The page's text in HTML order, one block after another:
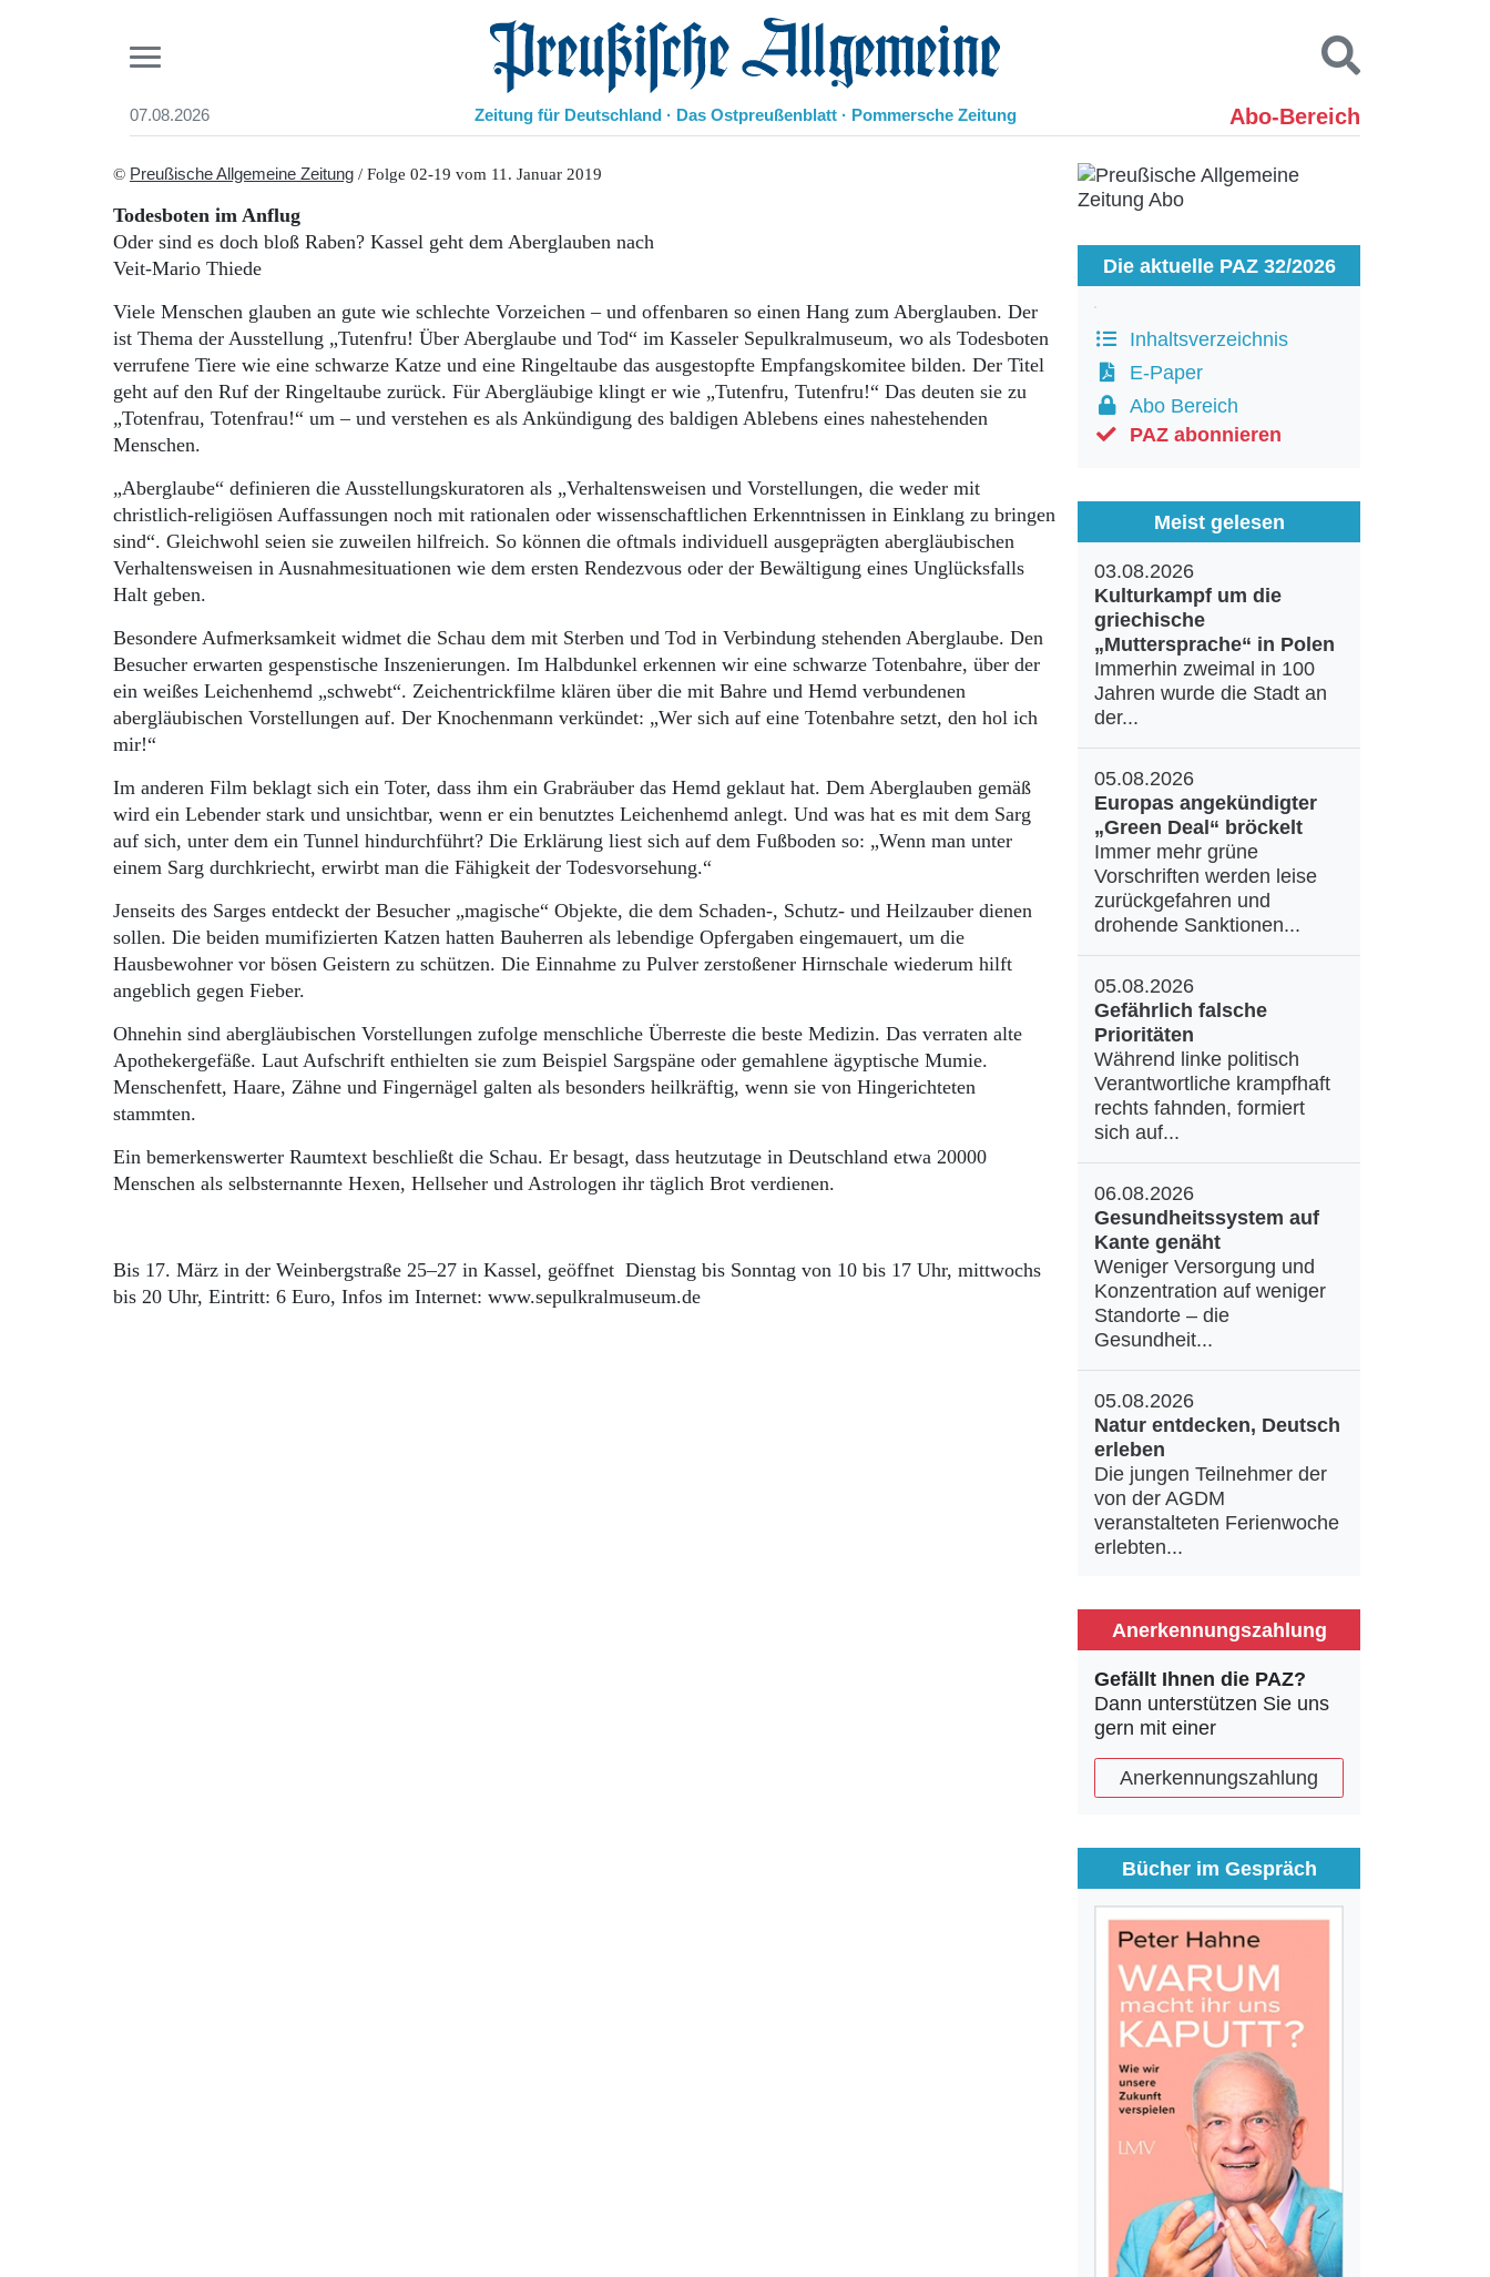
07.08.2026 Preußische Allgemeine Zeitung
Zeitung für Deutschland · Das Ostpreußenblatt · Pommersche Zeitung Abo-Bereich
Start
Aktuelle Ausgabe
Abonnenten-Login
Abonnent werden
Archiv
Mediadaten
Geschichte
Ostpreußen
Pommern
Berlin-Brandenburg
Schlesien
Kontakt
Suchen und finden
© Preußische Allgemeine Zeitung / Folge 02-19 vom 11. Januar 2019
Todesboten im Anflug
Oder sind es doch bloß Raben? Kassel geht dem Aberglauben nach
Veit-Mario Thiede
Viele Menschen glauben an gute wie schlechte Vorzeichen – und offenbaren so einen Hang zum Aberglauben. Der
ist Thema der Ausstellung „Tutenfru! Über Aberglaube und Tod“ im Kasseler Sepulkralmuseum, wo als Todesboten
verrufene Tiere wie eine schwarze Katze und eine Ringeltaube das ausgestopfte Empfangskomitee bilden. Der Titel
geht auf den Ruf der Ringeltaube zurück. Für Abergläubige klingt er wie „Tutenfru, Tutenfru!“ Das deuten sie zu
„Totenfrau, Totenfrau!“ um – und verstehen es als Ankündigung des baldigen Ablebens eines nahestehenden
Menschen.
„Aberglaube“ definieren die Ausstellungskuratoren als „Verhaltensweisen und Vorstellungen, die weder mit
christlich-religiösen Auffassungen noch mit rationalen oder wissenschaftlichen Erkenntnissen in Einklang zu bringen
sind“. Gleichwohl seien sie zuweilen hilfreich. So können die oftmals individuell ausgeprägten abergläubischen
Verhaltensweisen in Ausnahmesituationen wie dem ersten Rendezvous oder der Bewältigung eines Unglücksfalls
Halt geben.
Besondere Aufmerksamkeit widmet die Schau dem mit Sterben und Tod in Verbindung stehenden Aberglaube. Den
Be­sucher erwarten gespenstische Inszenierungen. Im Halbdunkel erkennen wir eine schwarze Totenbahre, über der
ein weißes Leichenhemd „schwebt“. Zei­chentrickfilme klären über die mit Bahre und Hemd verbundenen
abergläubischen Vorstellungen auf. Der Knochenmann verkündet: „Wer sich auf eine Totenbahre setzt, den hol ich
mir!“
Im anderen Film beklagt sich ein Toter, dass ihm ein Grabräuber das Hemd geklaut hat. Dem Aberglauben gemäß
wird ein Lebender stark und unsichtbar, wenn er ein benutztes Leichenhemd anlegt. Und was hat es mit dem Sarg
auf sich, unter dem ein Tunnel hindurchführt? Die Erklärung liest sich auf dem Fußboden so: „Wenn man unter
einem Sarg durchkriecht, erwirbt man die Fähigkeit der Todesvorsehung.“
Jenseits des Sarges entdeckt der Besucher „magische“ Objekte, die dem Schaden-, Schutz- und Heilzauber dienen
sollen. Die beiden mumifizierten Katzen hatten Bauherren als lebendige Opfergaben eingemauert, um die
Hausbewohner vor bösen Geistern zu schützen. Die Einnahme zu Pulver zerstoßener Hirnschale wiederum hilft
angeblich gegen Fieber.
Ohnehin sind abergläubischen Vorstellungen zufolge menschliche Überreste die beste Medizin. Das verraten alte
Apothekergefäße. Laut Aufschrift enthielten sie zum Beispiel Sargspäne oder gemahlene ägyptische Mumie.
Menschenfett, Haare, Zähne und Fingernägel galten als besonders heilkräftig, wenn sie von Hingerichteten
stammten.
Ein bemerkenswerter Raumtext beschließt die Schau. Er besagt, dass heutzutage in Deutschland etwa 20000
Menschen als selbsternannte Hexen, Hellseher und Astrologen ihr täglich Brot verdienen.
Bis 17. März in der Weinbergstraße 25–27 in Kassel, geöffnet Dienstag bis Sonntag von 10 bis 17 Uhr, mittwochs
bis 20 Uhr, Eintritt: 6 Euro, Infos im Internet: www.sepulkralmuseum.de
Die aktuelle PAZ 32/2026
Inhaltsverzeichnis
E-Paper
Abo Bereich
PAZ abonnieren
Meist gelesen
03.08.2026
Kulturkampf um die
griechische
„Muttersprache“ in Polen
Immerhin zweimal in 100
Jahren wurde die Stadt an
der...
05.08.2026
Europas angekündigter
„Green Deal“ bröckelt
Immer mehr grüne
Vorschriften werden leise
zurückgefahren und
drohende Sanktionen...
05.08.2026
Gefährlich falsche
Prioritäten
Während linke politisch
Verantwortliche krampfhaft
rechts fahnden, formiert
sich auf...
06.08.2026
Gesundheitssystem auf
Kante genäht
Weniger Versorgung und
Konzentration auf weniger
Standorte – die
Gesundheit...
05.08.2026
Natur entdecken, Deutsch
erleben
Die jungen Teilnehmer der
von der AGDM
veranstalteten Ferienwoche
erlebten...
Anerkennungszahlung
Gefällt Ihnen die PAZ?
Dann unterstützen Sie uns
gern mit einer
Anerkennungszahlung
Bücher im Gespräch